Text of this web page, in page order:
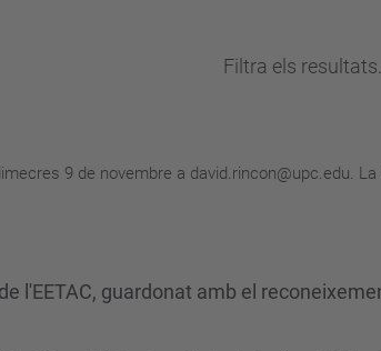
Filtra els resultats.
9 de novembre a david.rincon@upc.edu. La
l'EETAC, guardonat amb el